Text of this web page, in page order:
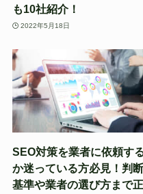
も10社紹介！
2022年5月18日
SEO対策を業者に依頼す
か迷っている方必見！判断
基準や業者の選び方まで正